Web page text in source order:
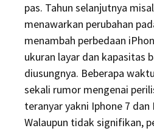
pas. Tahun selanjutnya
menawarkan perubahan
menambah perbedaan
ukuran layar dan kapasitas
diusungnya. Beberapa
sekali rumor mengenai
teranyar yakni Iphone 7 dan
Walaupun tidak signifikan,